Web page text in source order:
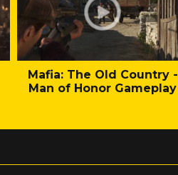
Mafia: The Old Country -
Man of Honor Gameplay